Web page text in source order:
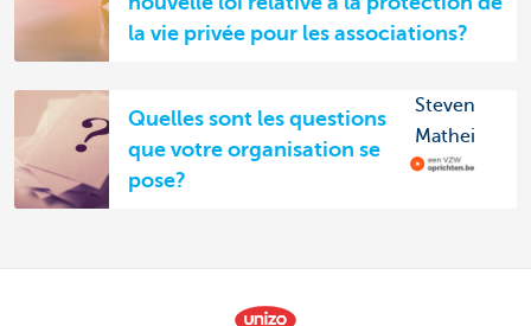
la vie privée pour les associations?
Quelles sont les questions
que votre organisation se
pose?
Steven
Mathei